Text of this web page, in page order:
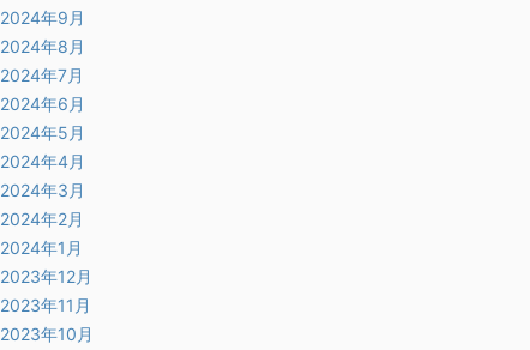
2024年9月
2024年8月
2024年7月
2024年6月
2024年5月
2024年4月
2024年3月
2024年2月
2024年1月
2023年12月
2023年11月
2023年10月